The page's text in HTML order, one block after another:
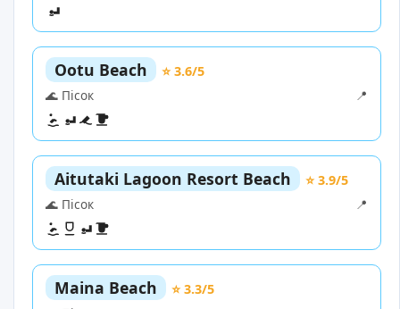
Ootu Beach
⭐ 3.6/5
🌊 Пісок
📍
Aitutaki Lagoon Resort Beach
⭐ 3.9/5
🌊 Пісок
📍
Maina Beach
⭐ 3.3/5